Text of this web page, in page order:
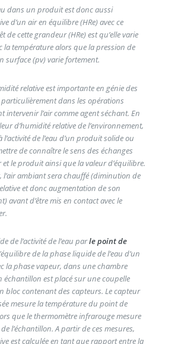
dans un produit est donc aussi
d’un air en équilibre (HRe) avec ce
de cette grandeur (HRe) est qu’elle varie
la température alors que la pression de
surface (pv) varie fortement.
relative est importante en génie des
dans les opérations
intervenir l’air comme agent séchant. En
d’humidité relative de l’environnement,
de l’eau d’un produit solide ou
de connaître le sens des échanges
et le produit ainsi que la valeur d’équilibre.
l’air ambiant sera chauffé (diminution de
et donc augmentation de son
avant d’être mis en contact avec le
de l’activité de l’eau parle point de
de la phase liquide de l’eau d’un
la phase vapeur, dans une chambre
échantillon est placé sur une coupelle
bloc contenant des capteurs. Le capteur
mesure la température du point de
que le thermomètre infrarouge mesure
l’échantillon. A partir de ces mesures,
est calculée en tant que rapport entre la